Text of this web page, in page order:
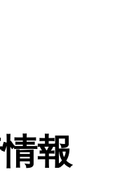
報